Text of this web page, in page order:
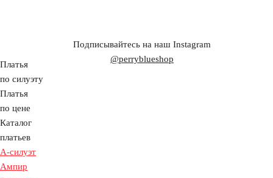
Подписывайтесь на наш Instagram
@perryblueshop
Платья
по силуэту
Платья
по цене
Каталог
платьев
А-силуэт
Ампир